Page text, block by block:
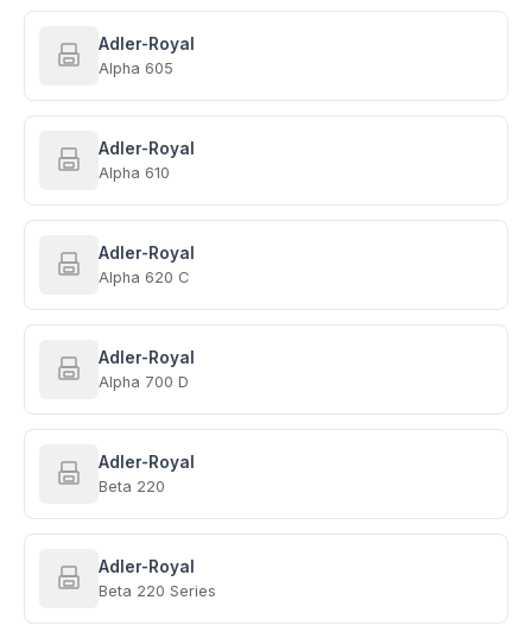
Adler-Royal
Alpha 605
Adler-Royal
Alpha 610
Adler-Royal
Alpha 620 C
Adler-Royal
Alpha 700 D
Adler-Royal
Beta 220
Adler-Royal
Beta 220 Series